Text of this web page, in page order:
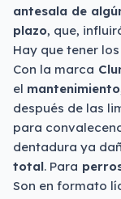
antesala de
plazo, que,
Hay que tener
Con la marca
el mantenimiento
después de las
para
dentadura ya
total. Para
Son en formato